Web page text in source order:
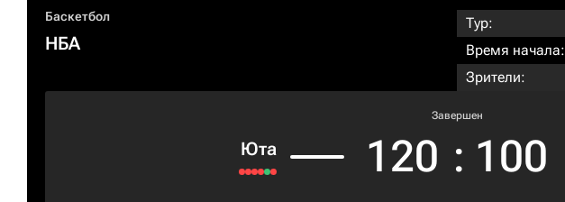
Баскетбол
НБА
Тур:
Время начала:
Зрители:
Юта
Завершен
120 : 100